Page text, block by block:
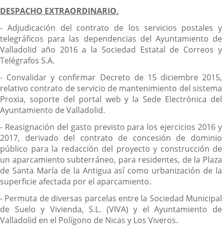
DESPACHO EXTRAORDINARIO.
- Adjudicación del contrato de los servicios postales y
telegráficos para las dependencias del Ayuntamiento de
Valladolid año 2016 a la Sociedad Estatal de Correos y
Telégrafos S.A.
- Convalidar y confirmar Decreto de 15 diciembre 2015,
relativo contrato de servicio de mantenimiento del sistema
Proxia, soporte del portal web y la Sede Electrónica del
Ayuntamiento de Valladolid.
- Reasignación del gasto previsto para los ejercicios 2016 y
2017, derivado del contrato de concesión de dominio
público para la redacción del proyecto y construcción de
un aparcamiento subterráneo, para residentes, de la Plaza
de Santa María de la Antigua así como urbanización de la
superficie afectada por el aparcamiento.
- Permuta de diversas parcelas entre la Sociedad Municipal
de Suelo y Vivienda, S.L. (VIVA) y el Ayuntamiento de
Valladolid en el Polígono de Nicas y Los Viveros.